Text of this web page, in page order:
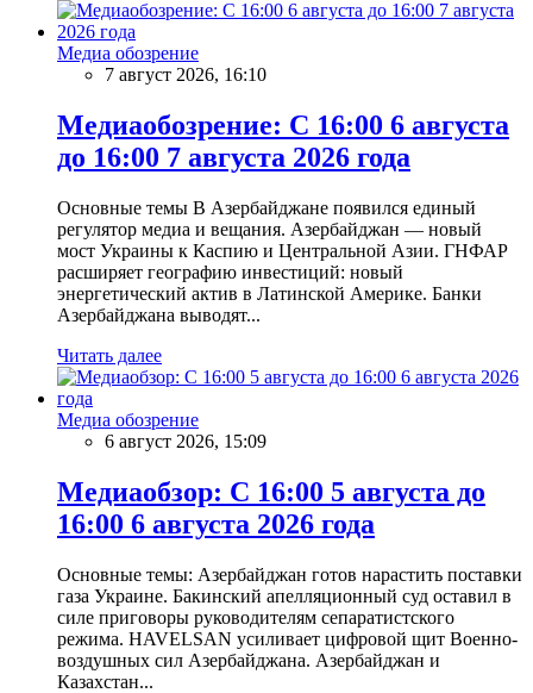
Медиа обозрение
7 август 2026, 16:10
Медиаобозрение: С 16:00 6 августа
до 16:00 7 августа 2026 года
Основные темы В Азербайджане появился единый
регулятор медиа и вещания. Азербайджан — новый
мост Украины к Каспию и Центральной Азии. ГНФАР
расширяет географию инвестиций: новый
энергетический актив в Латинской Америке. Банки
Азербайджана выводят...
Читать далее
Медиа обозрение
6 август 2026, 15:09
Медиаобзор: С 16:00 5 августа до
16:00 6 августа 2026 года
Основные темы: Азербайджан готов нарастить поставки
газа Украине. Бакинский апелляционный суд оставил в
силе приговоры руководителям сепаратистского
режима. HAVELSAN усиливает цифровой щит Военно-
воздушных сил Азербайджана. Азербайджан и
Казахстан...